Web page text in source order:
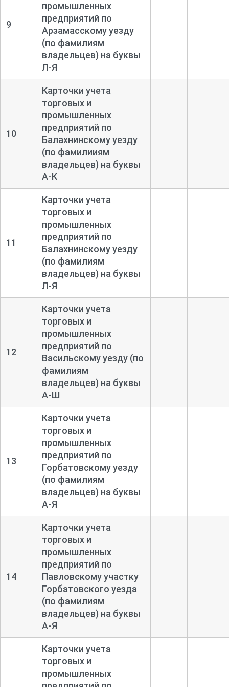
9
промышленных
предприятий по
Арзамасскому уезду
(по фамилиям
владельцев) на буквы
Л-Я
10
Карточки учета
торговых и
промышленных
предприятий по
Балахнинскому уезду
(по фамилииям
владельцев) на буквы
А-К
11
Карточки учета
торговых и
промышленных
предприятий по
Балахнинскому уезду
(по фамилиям
владельцев) на буквы
Л-Я
12
Карточки учета
торговых и
промышленных
предприятий по
Васильскому уезду (по
фамилиям
владельцев) на буквы
А-Ш
13
Карточки учета
торговых и
промышленных
предприятий по
Горбатовскому уезду
(по фамилиям
владельцев) на буквы
А-Я
14
Карточки учета
торговых и
промышленных
предприятий по
Павловскому участку
Горбатовского уезда
(по фамилиям
владельцев) на буквы
А-Я
Карточки учета
торговых и
промышленных